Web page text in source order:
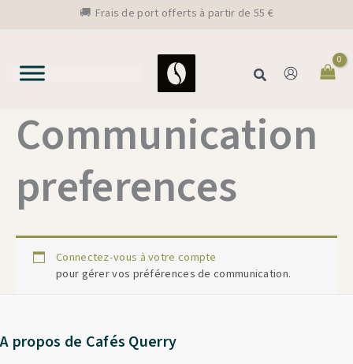
🚚 Frais de port offerts à partir de 55 €
Rechercher
Communication
preferences
Connectez-vous à votre compte
pour gérer vos préférences de communication.
A propos de Cafés Querry